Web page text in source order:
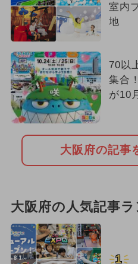
室内
地
70以
集合
が10
大阪府の記事
大阪府の人気記事
1